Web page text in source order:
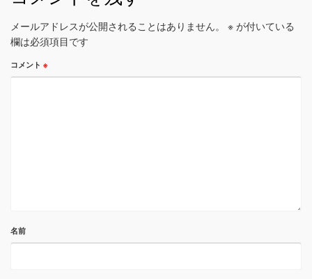
メールアドレスが公開されることはありません。 ※ が付いている
欄は必須項目です
コメント ※
名前